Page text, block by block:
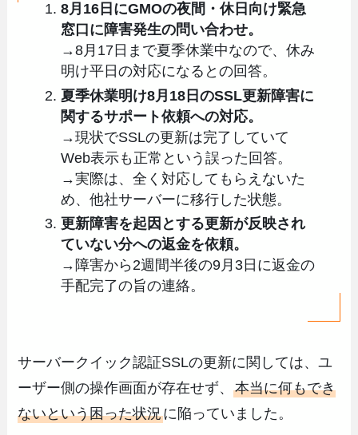
8月16日にGMOの夜間・休日向け緊急
窓口に障害発生の問い合わせ。
→8月17日まで夏季休業中なので、休み
明け平日の対応になるとの回答。
夏季休業明け8月18日のSSL更新障害に
関するサポート依頼への対応。
→現状でSSLの更新は完了していて
Web表示も正常という誤った回答。
→実際は、全く対応してもらえないた
め、他社サーバーに移行した状態。
更新障害を起因とする更新が反映され
ていない分への返金を依頼。
→障害から2週間半後の9月3日に返金の
手配完了の旨の連絡。
サーバークイック認証SSLの更新に関しては、ユ
ーザー側の操作画面が存在せず、本当に何もでき
ないという困った状況に陥っていました。